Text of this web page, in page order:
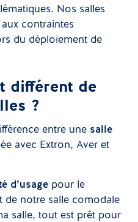
Nos salles
contraintes
du déploiement de
différent de
?
entre une salle
avec Extron, Aver et
d’usage pour le
de notre salle comodale
salle, tout est prêt pour